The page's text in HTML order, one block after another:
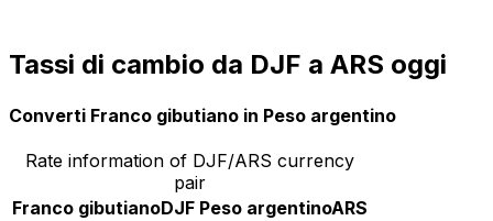
Tassi di cambio da DJF a ARS oggi
Converti Franco gibutiano in Peso argentino
Rate information of DJF/ARS currency
pair
Franco gibutianoDJF Peso argentinoARS